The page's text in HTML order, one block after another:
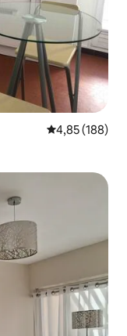
საშუალო
4,85 (188)